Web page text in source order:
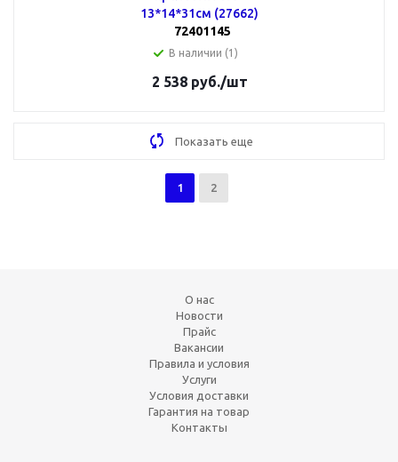
13*14*31см (27662)
72401145
В наличии (1)
2 538руб./шт
Показать еще
1 2
О нас
Новости
Прайс
Вакансии
Правила и условия
Услуги
Условия доставки
Гарантия на товар
Контакты